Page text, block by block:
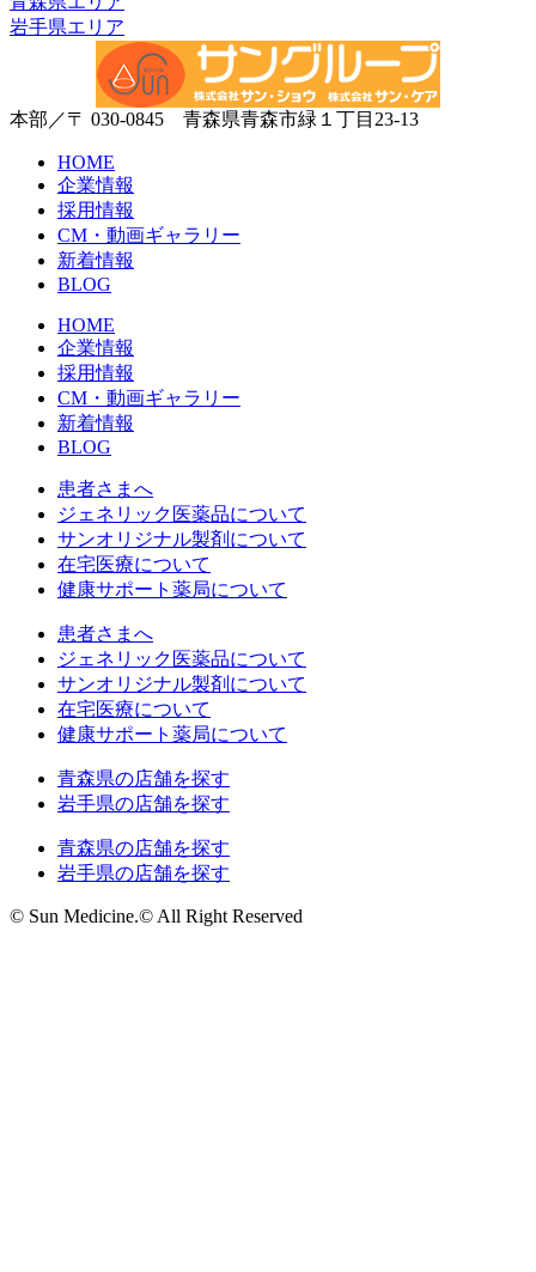
岩手県エリア
本部／〒 030-0845 青森県青森市緑１丁目23-13
HOME
企業情報
採用情報
CM・動画ギャラリー
新着情報
BLOG
HOME
企業情報
採用情報
CM・動画ギャラリー
新着情報
BLOG
患者さまへ
ジェネリック医薬品について
サンオリジナル製剤について
在宅医療について
健康サポート薬局について
患者さまへ
ジェネリック医薬品について
サンオリジナル製剤について
在宅医療について
健康サポート薬局について
青森県の店舗を探す
岩手県の店舗を探す
青森県の店舗を探す
岩手県の店舗を探す
© Sun Medicine.© All Right Reserved